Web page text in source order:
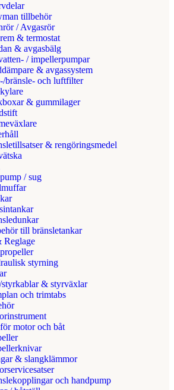
tillbehör
/ Avgasrör
& termostat
& avgasbälg
/ impellerpumpar
& avgassystem
bränsle- och luftfilter
& gummilager
& rengöringsmedel
/ sug
till bränsletankar
Reglage
styrning
styrkablar & styrväxlar
och trimtabs
motor och båt
& slangklämmor
och handpump